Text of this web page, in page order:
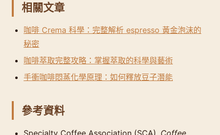
相關文章
咖啡 Crema 科學：完整解析 espresso 黃金泡沫的
秘密
咖啡萃取完整攻略：掌握萃取的科學與藝術
手衝咖啡悶蒸化學原理：如何釋放豆子潛能
參考資料